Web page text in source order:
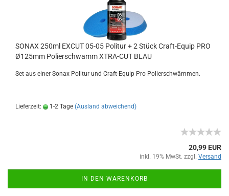
SONAX 250ml EXCUT 05-05 Politur + 2 Stück Craft-Equip PRO
Ø125mm Polierschwamm XTRA-CUT BLAU
Set aus einer Sonax Politur und Craft-Equip Pro Polierschwämmen.
Lieferzeit: 1-2 Tage (Ausland abweichend)
20,99 EUR
inkl. 19% MwSt. zzgl. Versand
IN DEN WARENKORB